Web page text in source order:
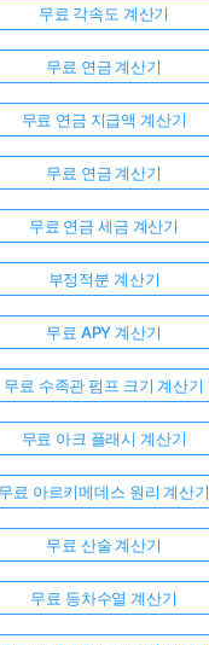
무료 각속도 계산기
무료 연금 계산기
무료 연금 지급액 계산기
무료 연금 계산기
무료 연금 세금 계산기
부정적분 계산기
무료 APY 계산기
무료 수족관 펌프 크기 계산기
무료 아크 플래시 계산기
무료 아르키메데스 원리 계산기
무료 산술 계산기
무료 등차수열 계산기